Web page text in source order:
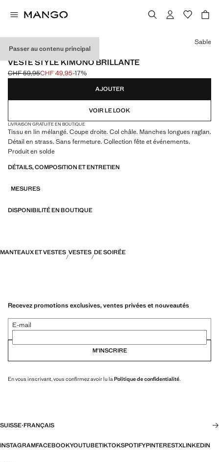
Passer au contenu principal
EVENTS
VESTE STYLE KIMONO BRILLANTE
Prix initial barré [CHF 59,95 ]
CHF 59,95
Prix actuel [CHF 49,95 ]
CHF 49,95-17%
Choisissez une couleur
Sable
AJOUTER
VOIR LE LOOK
LIVRAISON GRATUITE EN BOUTIQUE
Tissu en lin mélangé. Coupe droite. Col châle. Manches longues raglan.
Détail en strass. Sans fermeture. Collection fête et événements.
Produit en solde
DÉTAILS, COMPOSITION ET ENTRETIEN
MESURES
DISPONIBILITÉ EN BOUTIQUE
MANTEAUX ET VESTES VESTES DE SOIRÉE
Recevez promotions exclusives, ventes privées et nouveautés
E-mail
M’INSCRIRE
En vous inscrivant, vous confirmez avoir lu la Politique de confidentialité.
SUISSE·FRANÇAIS
INSTAGRAMFACEBOOKYOUTUBETIKTOKSPOTIFYPINTERESTXLINKEDIN